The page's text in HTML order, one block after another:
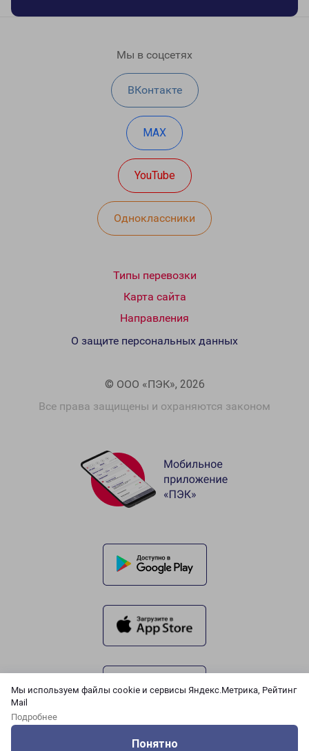
Мы используем файлы cookie и сервисы Яндекс.Метрика, Рейтинг
Mail
Подробнее
Понятно
Мы в соцсетях
ВКонтакте
MAX
YouTube
Одноклассники
Типы перевозки
Карта сайта
Направления
© ООО «ПЭК», 2026
Все права защищены и охраняются законом
О защите персональных данных